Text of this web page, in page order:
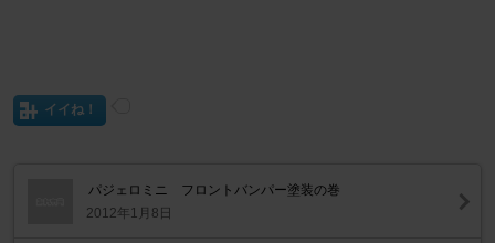
イイね！
パジェロミニ フロントバンパー塗装の巻
2012年1月8日